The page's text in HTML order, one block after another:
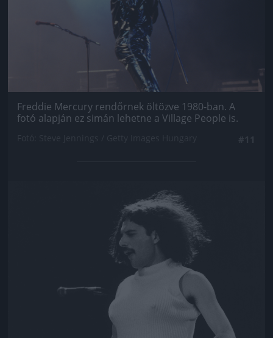
Freddie Mercury rendőrnek öltözve 1980-ban. A
fotó alapján ez simán lehetne a Village People is.
Jön még kép!